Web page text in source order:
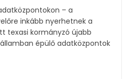
– a
inkább nyerhetnek a
épülő adatközpontok